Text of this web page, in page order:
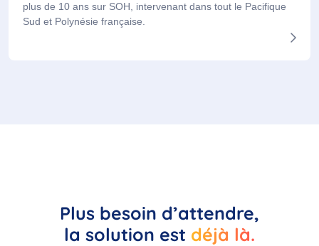
plus de 10 ans sur SOH, intervenant dans tout le Pacifique
Sud et Polynésie française.
Plus besoin d’attendre,
la solution est déjà là.